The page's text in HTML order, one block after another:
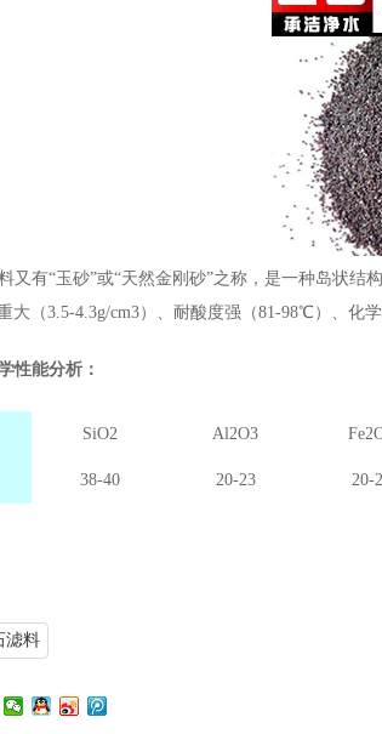
又有“玉砂”或“天然金刚砂”之称，是一种岛状结
大（3.5-4.3g/cm3）、耐酸度强（81-98℃）、化
性能分析：
SiO2 Al2O3
38-40 20-23 20-
滤料